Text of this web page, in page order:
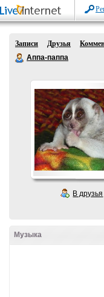
Записи Друзья
Аппа-паппа
В друзья
Музыка